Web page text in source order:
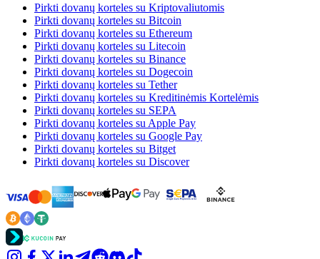
Pirkti dovanų korteles su Kriptovaliutomis
Pirkti dovanų korteles su Bitcoin
Pirkti dovanų korteles su Ethereum
Pirkti dovanų korteles su Litecoin
Pirkti dovanų korteles su Binance
Pirkti dovanų korteles su Dogecoin
Pirkti dovanų korteles su Tether
Pirkti dovanų korteles su Kreditinėmis Kortelėmis
Pirkti dovanų korteles su SEPA
Pirkti dovanų korteles su Apple Pay
Pirkti dovanų korteles su Google Pay
Pirkti dovanų korteles su Bitget
Pirkti dovanų korteles su Discover